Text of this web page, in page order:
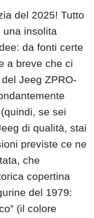
del 2025! Tutto
insolita
da fonti certe
a breve che ci
Jeeg ZPRO-
(quindi, se sei
di qualità, stai
previste ce ne
che
copertina
del 1979:
(il colore